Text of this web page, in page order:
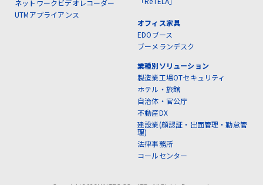
ネットワークビデオレコーダー
UTMアプライアンス
オフィス家具
EDOブース
ブーメランデスク
業種別ソリューション
製造業工場OTセキュリティ
ホテル・旅館
自治体・官公庁
不動産DX
建設業(顔認証・出面管理・勤怠管
理)
法律事務所
コールセンター